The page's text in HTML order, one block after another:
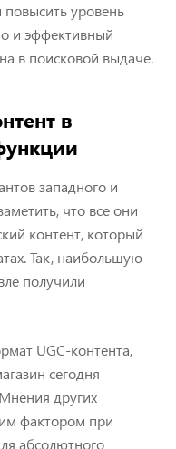
уровень
и эффективный
в поисковой выдаче.
в
западного и
что все они
контент, который
Так, наибольшую
получили
UGC-контента,
сегодня
других
фактором при
абсолютного